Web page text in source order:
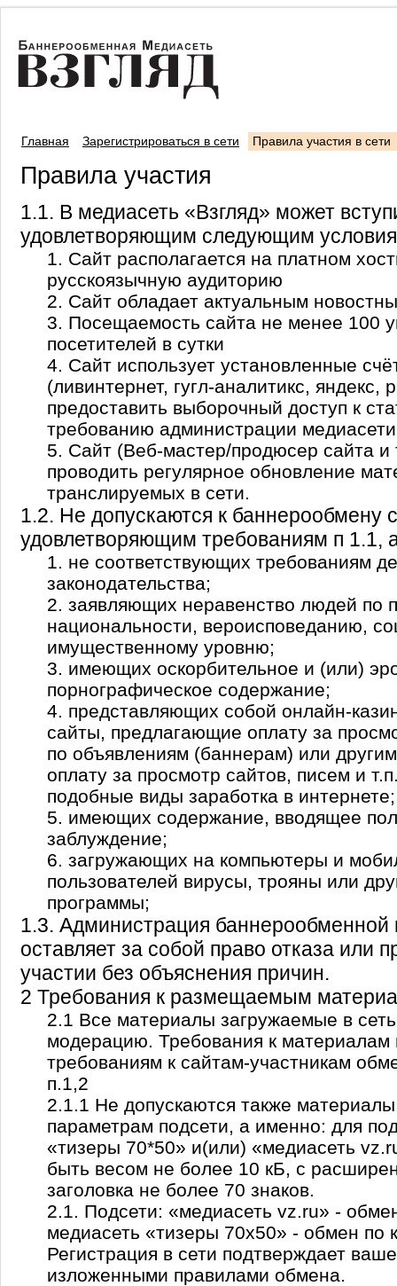
Главная Зарегистрироваться в сети Правила участия в сети
Правила участия
1.1. В медиасеть «Взгляд» может
удовлетворяющим следующим
1. Сайт располагается на платном
русскоязычную аудиторию
2. Сайт обладает актуальным
3. Посещаемость сайта не менее 100
посетителей в сутки
4. Сайт использует установленные
(ливинтернет, гугл-аналитикс, яндекс,
предоставить выборочный доступ к
требованию администрации
5. Сайт (Веб-мастер/продюсер сайта и
проводить регулярное обновление
транслируемых в сети.
1.2. Не допускаются к баннерообмену
удовлетворяющим требованиям п 1.1,
1. не соответствующих требованиям
законодательства;
2. заявляющих неравенство людей по
национальности, вероисповеданию,
имущественному уровню;
3. имеющих оскорбительное и (или)
порнографическое содержание;
4. представляющих собой онлайн-
сайты, предлагающие оплату за
по объявлениям (баннерам) или
оплату за просмотр сайтов, писем и
подобные виды заработка в интернете;
5. имеющих содержание, вводящее
заблуждение;
6. загружающих на компьютеры и
пользователей вирусы, трояны или
программы;
1.3. Администрация баннерообменной
оставляет за собой право отказа или
участии без объяснения причин.
2 Требования к размещаемым
2.1 Все материалы загружаемые в
модерацию. Требования к материалам
требованиям к сайтам-участникам
п.1,2
2.1.1 Не допускаются также
параметрам подсети, а именно: для
«тизеры 70*50» и(или) «медиасеть
быть весом не более 10 кБ, с
заголовка не более 70 знаков.
2.1. Подсети: «медиасеть vz.ru» -
медиасеть «тизеры 70х50» - обмен по
Регистрация в сети подтверждает
изложенными правилами обмена.